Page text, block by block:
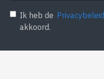
Ik heb de Privacybeleid
akkoord.